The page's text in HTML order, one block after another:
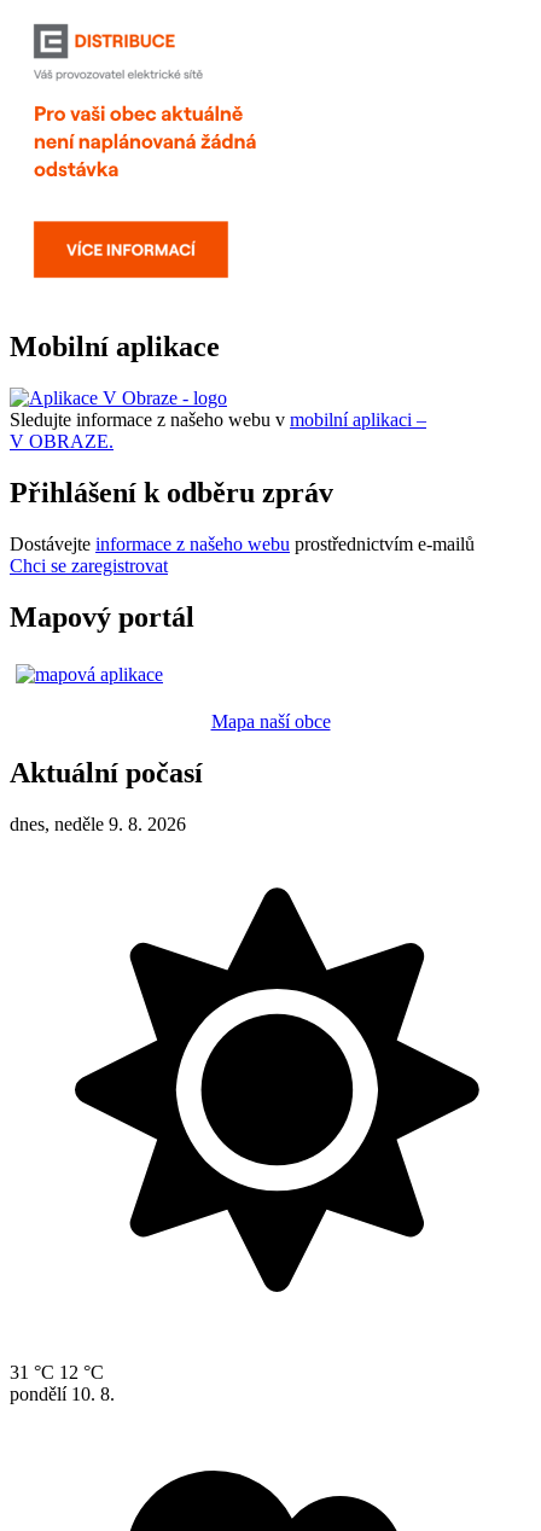
Mobilní aplikace
Sledujte informace z našeho webu v mobilní aplikaci –
V OBRAZE.
Přihlášení k odběru zpráv
Dostávejte informace z našeho webu prostřednictvím e-mailů
Chci se zaregistrovat
Mapový portál
Mapa naší obce
Aktuální počasí
dnes, neděle 9. 8. 2026
31 °C 12 °C
pondělí 10. 8.